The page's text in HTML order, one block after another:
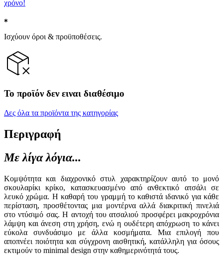
χρόνο!
Ισχύουν όροι & προϋποθέσεις.
Το προϊόν δεν ειναι διαθέσιμο
Δες όλα τα προϊόντα της κατηγορίας
Περιγραφή
Με λίγα λόγια...
Κομψότητα και διαχρονικό στυλ χαρακτηρίζουν αυτό το μονό
σκουλαρίκι κρίκο, κατασκευασμένο από ανθεκτικό ατσάλι σε
λευκό χρώμα. Η καθαρή του γραμμή το καθιστά ιδανικό για κάθε
περίσταση, προσθέτοντας μια μοντέρνα αλλά διακριτική πινελιά
στο ντύσιμό σας. Η αντοχή του ατσαλιού προσφέρει μακροχρόνια
λάμψη και άνεση στη χρήση, ενώ η ουδέτερη απόχρωση το κάνει
εύκολα συνδυάσιμο με άλλα κοσμήματα. Μια επιλογή που
αποπνέει ποιότητα και σύγχρονη αισθητική, κατάλληλη για όσους
εκτιμούν το minimal design στην καθημερινότητά τους.